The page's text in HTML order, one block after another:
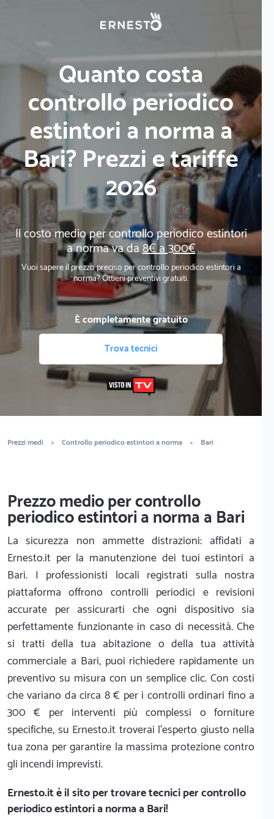
Quanto costa
controllo periodico
estintori a norma a
Bari? Prezzi e tariffe
2026
Il costo medio per controllo periodico estintori
a norma va da8€ a 300€
Vuoi sapere il prezzo preciso per controllo periodico estintori a
norma? Ottieni preventivi gratuiti.
È completamente gratuito
Trova tecnici
Prezzi medi > Controllo periodico estintori a norma > Bari
Prezzo medio per controllo
periodico estintori a norma a Bari
La sicurezza non ammette distrazioni: affidati a
Ernesto.it per la manutenzione dei tuoi estintori a
Bari. I professionisti locali registrati sulla nostra
piattaforma offrono controlli periodici e revisioni
accurate per assicurarti che ogni dispositivo sia
perfettamente funzionante in caso di necessità. Che
si tratti della tua abitazione o della tua attività
commerciale a Bari, puoi richiedere rapidamente un
preventivo su misura con un semplice clic. Con costi
che variano da circa 8 € per i controlli ordinari fino a
300 € per interventi più complessi o forniture
specifiche, su Ernesto.it troverai l'esperto giusto nella
tua zona per garantire la massima protezione contro
gli incendi imprevisti.
Ernesto.itè il sito per trovare tecnici per controllo
periodico estintori a norma a Bari!